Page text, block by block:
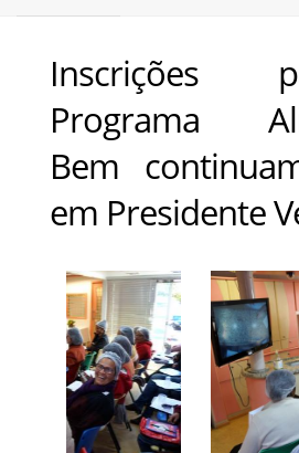
Inscrições
Programa
Bem
em Presidente